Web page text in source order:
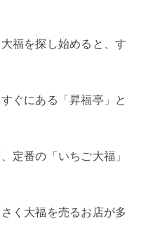
福を探し始めると、す
ぐにある「昇福亭」と
定番の「いちご大福」
く大福を売るお店が多